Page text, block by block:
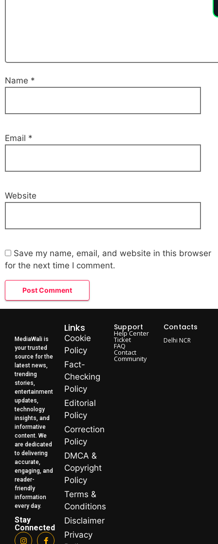
Name *
Email *
Website
Save my name, email, and website in this browser
for the next time I comment.
MediaWali is
your trusted
source for the
latest news,
trending
stories,
entertainment
updates,
technology
insights, and
informative
content. We
are dedicated
to delivering
accurate,
engaging, and
reader-
friendly
information
every day.
Stay
Connected
Links
Cookie
Policy
Fact-
Checking
Policy
Editorial
Policy
Correction
Policy
DMCA &
Copyright
Policy
Terms &
Conditions
Disclaimer
Privacy
Support
Help Center
Ticket
FAQ
Contact
Community
Contacts
Delhi NCR